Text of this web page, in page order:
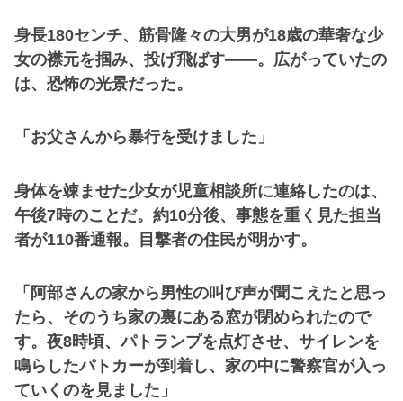
身長180センチ、筋骨隆々の大男が18歳の華奢な少
女の襟元を掴み、投げ飛ばす――。広がっていたの
は、恐怖の光景だった。
「お父さんから暴行を受けました」
身体を竦ませた少女が児童相談所に連絡したのは、
午後7時のことだ。約10分後、事態を重く見た担当
者が110番通報。目撃者の住民が明かす。
「阿部さんの家から男性の叫び声が聞こえたと思っ
たら、そのうち家の裏にある窓が閉められたので
す。夜8時頃、パトランプを点灯させ、サイレンを
鳴らしたパトカーが到着し、家の中に警察官が入っ
ていくのを見ました」